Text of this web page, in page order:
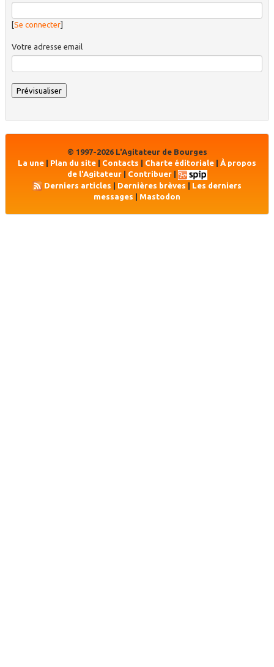
Se connecter]
Votre adresse email
© 1997-2026 L'Agitateur de Bourges
La une
Plan du site Contacts Charte éditoriale
À propos
de l'Agitateur| Contribuer|
Derniers articles | Dernières brèves | Les derniers
messages
Mastodon